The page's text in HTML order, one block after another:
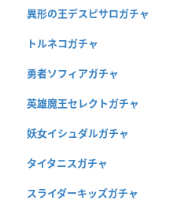
異形の王デスピサロガチャ
トルネコガチャ
勇者ソフィアガチャ
英雄魔王セレクトガチャ
妖女イシュダルガチャ
タイタニスガチャ
スライダーキッズガチャ